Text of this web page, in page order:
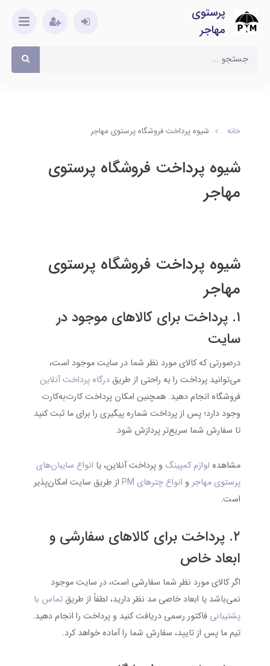
پرستوی
مهاجر
خانه شیوه پرداخت فروشگاه پرستوی مهاجر
شیوه پرداخت فروشگاه پرستوی
مهاجر
شیوه پرداخت فروشگاه پرستوی
مهاجر
۱. پرداخت برای کالاهای موجود در
سایت
درصورتی که کالای مورد نظر شما در سایت موجود است،
می‌توانید پرداخت را به راحتی از طریق درگاه پرداخت آنلاین
فروشگاه انجام دهید. همچنین امکان پرداخت کارت‌به‌کارت
وجود دارد؛ پس از پرداخت شماره پیگیری را برای ما ثبت کنید
تا سفارش شما سریع‌تر پردازش شود.
مشاهده لوازم کمپینگ و پرداخت آنلاین، یا انواع سایبان‌های
پرستوی مهاجر و انواع چترهای PM
از طریق سایت امکان‌پذیر
است.
۲. پرداخت برای کالاهای سفارشی و
ابعاد خاص
اگر کالای مورد نظر شما سفارشی است، در سایت موجود
نمی‌باشد یا ابعاد خاصی مد نظر دارید، لطفاً از طریق تماس با
پشتیبانی فاکتور رسمی دریافت کنید و پرداخت را انجام دهید.
تیم ما پس از تایید، سفارش شما را آماده خواهد کرد.